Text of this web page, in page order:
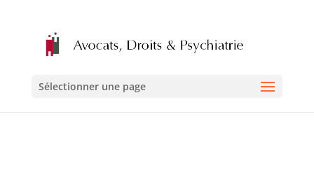
Sélectionner une page